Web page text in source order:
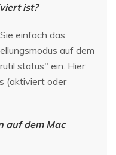
ist?
einfach das
auf dem
status" ein. Hier
(aktiviert oder
auf dem Mac